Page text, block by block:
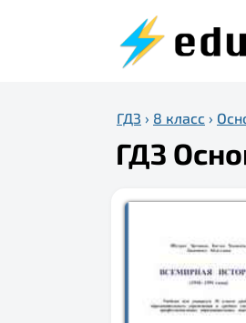
ГДЗ › 8 класс ›
ГДЗ